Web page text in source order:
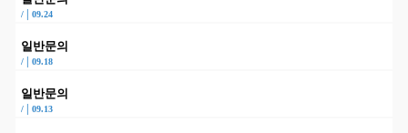
/ 09.24
일반문의
/ 09.18
일반문의
/ 09.13